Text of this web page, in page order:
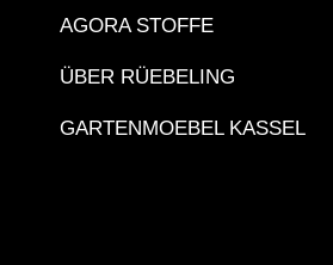
AGORA STOFFE
ÜBER RÜEBELING
GARTENMOEBEL KASSEL